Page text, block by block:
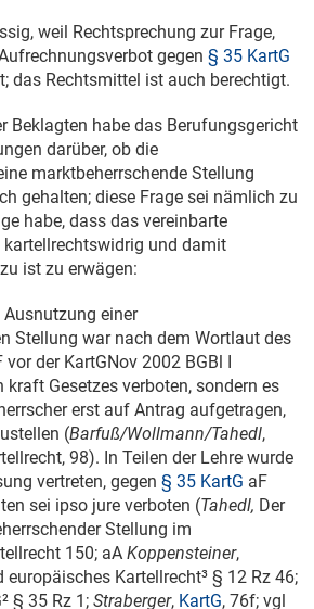
weil Rechtsprechung zur Frage,
gegen § 35 KartG
das Rechtsmittel ist auch berechtigt.
Beklagten habe das Berufungsgericht
darüber, ob die
marktbeherrschende Stellung
gehalten; diese Frage sei nämlich zu
habe, dass das vereinbarte
und damit
ist zu erwägen:
einer
Stellung war nach dem Wortlaut des
vor der KartGNov 2002 BGBl I
kraft Gesetzes verboten, sondern es
erst auf Antrag aufgetragen,
(Barfuß/Wollmann/Tahedl,
98). In Teilen der Lehre wurde
vertreten, gegen § 35 KartG aF
sei ipso jure verboten (Tahedl, Der
Stellung im
150; aA Koppensteiner,
europäisches Kartellrecht³ § 12 Rz 46;
§ 35 Rz 1; Straberger, KartG, 76f; vgl